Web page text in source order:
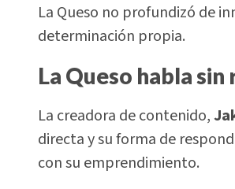
La Queso no profundizó de
determinación propia.
La Queso habla
La creadora de contenido,
directa y su forma de
con su emprendimiento.